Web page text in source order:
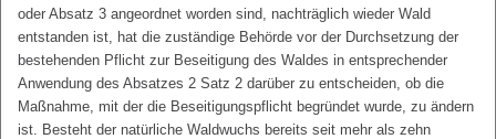
oder Absatz 3 angeordnet worden sind, nachträglich wieder Wald
entstanden ist, hat die zuständige Behörde vor der Durchsetzung der
bestehenden Pflicht zur Beseitigung des Waldes in entsprechender
Anwendung des Absatzes 2 Satz 2 darüber zu entscheiden, ob die
Maßnahme, mit der die Beseitigungspflicht begründet wurde, zu ändern
ist. Besteht der natürliche Waldwuchs bereits seit mehr als zehn